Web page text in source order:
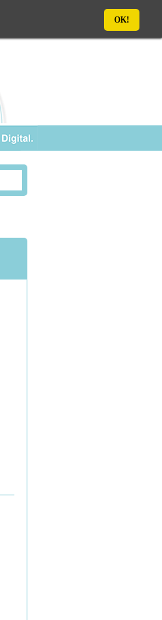
OK!